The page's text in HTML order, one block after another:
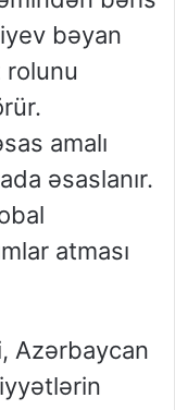
bəyan
amalı
əsaslanır.
atması
Azərbaycan